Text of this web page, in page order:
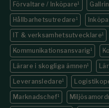
Förvaltare / Inköpare1
Hållbarhetsutredare 1
IT & verksamhetsutvecklare1
Kommunikations­ansvarig1
Lärare i skogliga ämnen1
Leveransledare1
Marknadschef1